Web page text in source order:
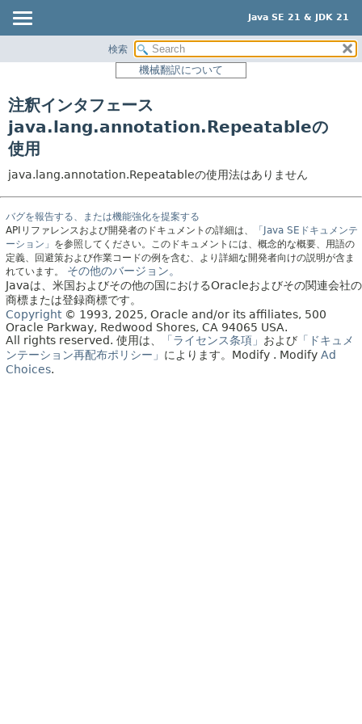
Java SE 21 & JDK 21
パッケージ
クラス
使用
ツリー
新規
非推奨
索引
ヘルプ
検索
機械翻訳について
注釈インタフェース
java.lang.annotation.Repeatableの
使用
java.lang.annotation.Repeatableの使用法はありません
バグを報告する、または機能強化を提案する
APIリファレンスおよび開発者のドキュメントの詳細は、
「Java SEドキュメンテ
ーション」 を参照してください。このドキュメントには、概念的な概要、用語の
定義、回避策および作業コードの例を含む、より詳細な開発者向けの説明が含ま
れています。
その他のバージョン。
Javaは、米国およびその他の国におけるOracleおよびその関連会社の
商標または登録商標です。
Copyright© 1993, 2025, Oracle and/or its affiliates, 500
Oracle Parkway, Redwood Shores, CA 94065 USA.
All rights reserved. 使用は、 「ライセンス条項」 および 「ドキュメ
ンテーション再配布ポリシー」 によります。 Modify . Modify Ad
Choices.